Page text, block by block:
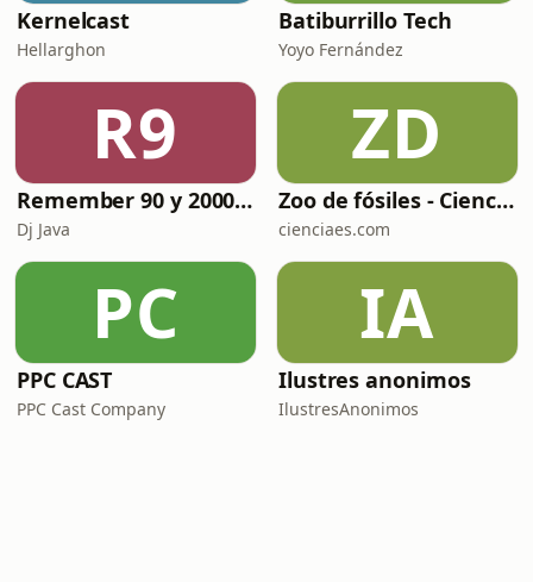
Kernelcast
Hellarghon
Batiburrillo Tech
Yoyo Fernández
R9
Remember 90 y 2000 en PLAY WITH ME by Dj Java
Dj Java
ZD
Zoo de fósiles - Cienciaes.com
cienciaes.com
PC
PPC CAST
PPC Cast Company
IA
Ilustres anonimos
IlustresAnonimos